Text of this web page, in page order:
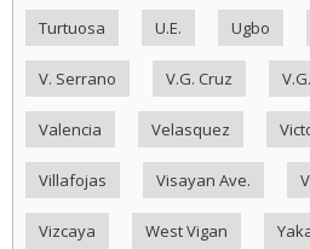
Turtuosa U.E. Ugbo
V. Serrano V.G. Cruz
Valencia Velasquez
Villafojas Visayan Ave.
Vizcaya West Vigan